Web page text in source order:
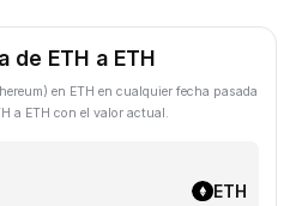
de ETH a ETH
en ETH en cualquier fecha pasada
a ETH con el valor actual.
ETH